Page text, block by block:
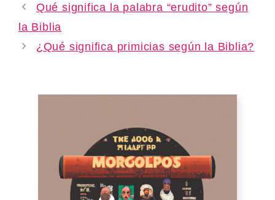
Qué significa la palabra “erudito” según
la Biblia
¿Qué significa primicias según la Biblia?